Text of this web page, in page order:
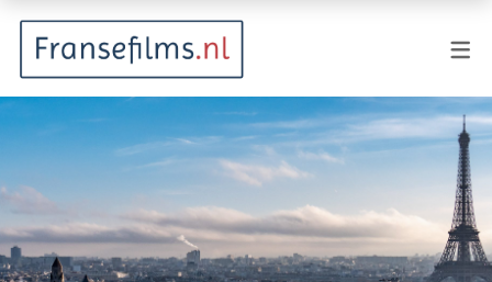
Animatie
Documentaire
Drama